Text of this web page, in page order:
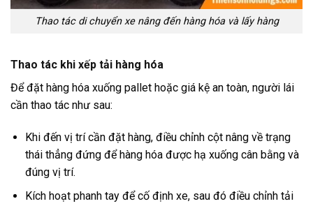
Thao tác di chuyển xe nâng đến hàng hóa và lấy hàng
Thao tác khi xếp tải hàng hóa
Để đặt hàng hóa xuống pallet hoặc giá kệ an toàn, người lái
cần thao tác như sau:
Khi đến vị trí cần đặt hàng, điều chỉnh cột nâng về trạng
thái thẳng đứng để hàng hóa được hạ xuống cân bằng và
đúng vị trí.
Kích hoạt phanh tay để cố định xe, sau đó điều chỉnh tải